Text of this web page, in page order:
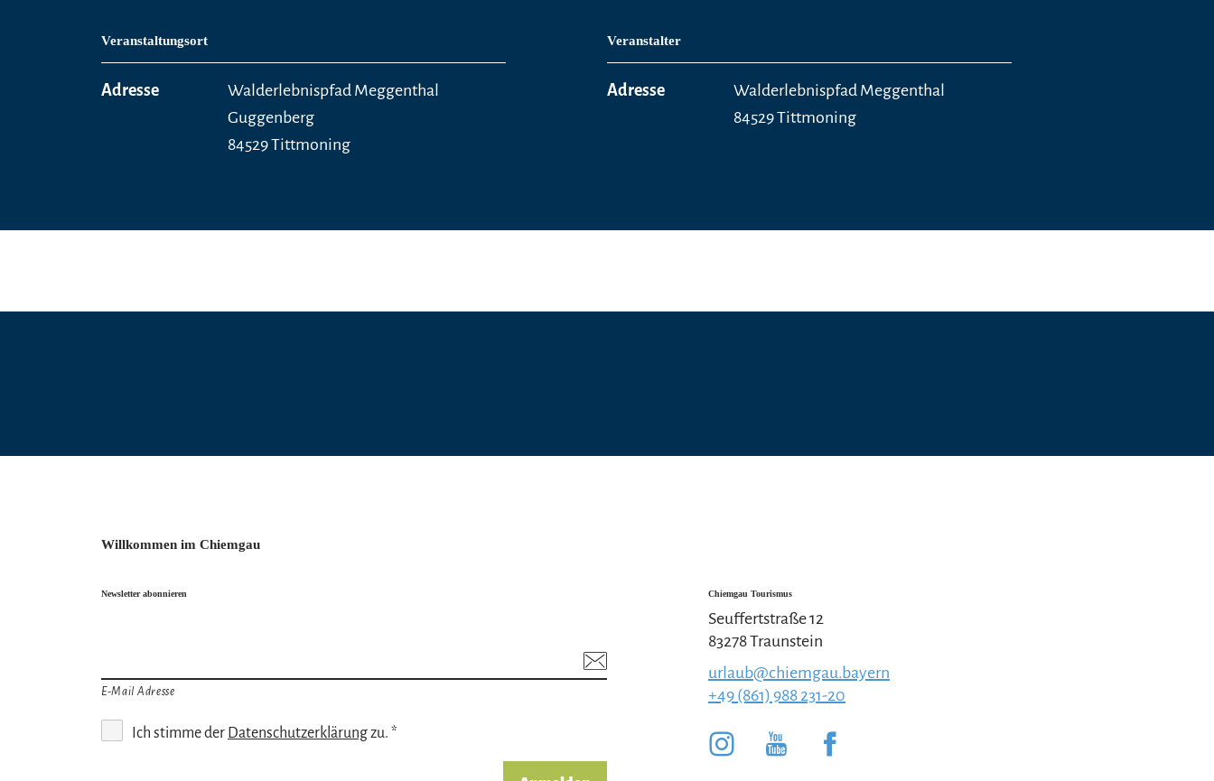
Veranstaltungsort
Adresse
Walderlebnispfad Meggenthal
Guggenberg
84529 Tittmoning
Veranstalter
Adresse
Walderlebnispfad Meggenthal
84529 Tittmoning
Willkommen im Chiemgau
Newsletter abonnieren
E-Mail Adresse
Ich stimme der Datenschutzerklärungzu. *
Chiemgau Tourismus
Seuffertstraße 12
83278 Traunstein
urlaub@chiemgau.bayern
+49 (861) 988 231-20